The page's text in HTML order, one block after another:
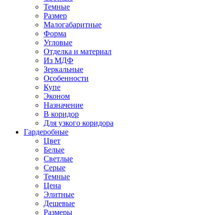
Темные
Размер
Малогабаритные
Форма
Угловые
Отделка и материал
Из МДФ
Зеркальные
Особенности
Купе
Эконом
Назначение
В коридор
Для узкого коридора
Гардеробные
Цвет
Белые
Светлые
Серые
Темные
Цена
Элитные
Дешевые
Размеры